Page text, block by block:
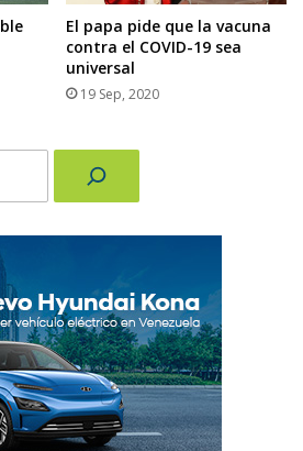
El papa pide que la vacuna
contra el COVID-19 sea
universal
19 Sep, 2020